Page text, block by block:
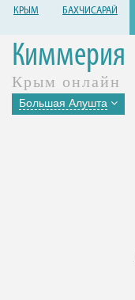
КРЫМ БАХЧИСАРАЙ
Киммерия
Крым онлайн
Большая Алушта